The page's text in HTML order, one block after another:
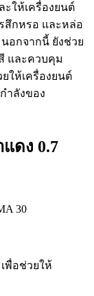
ะให้เครื่องยนต์
สึกหรอ และหล่อ
อกจากนี้ ยังช่วย
และควบคุม
ให้เครื่องยนต์
ำลังของ
ดง​ 0.7
พื่อช่วยให้